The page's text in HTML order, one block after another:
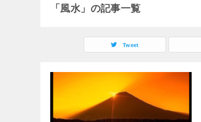
「風水」の記事一覧
Tweet